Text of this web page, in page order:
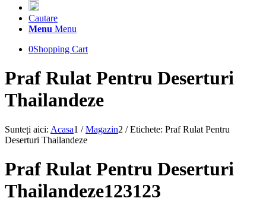
Cautare
Menu Menu
0Shopping Cart
Praf Rulat Pentru Deserturi
Thailandeze
Sunteți aici: Acasa1 / Magazin2 / Etichete: Praf Rulat Pentru
Deserturi Thailandeze
Praf Rulat Pentru Deserturi
Thailandeze123123